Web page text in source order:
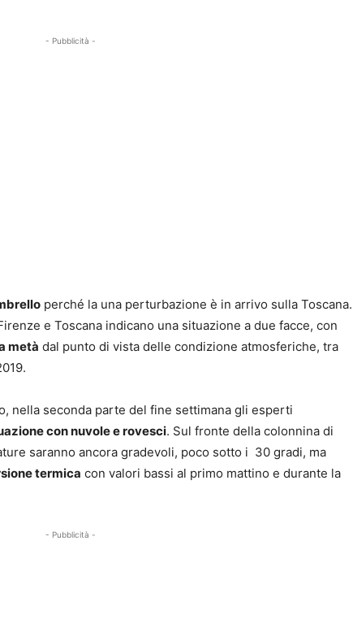
- Pubblicità -
perché la una perturbazione è in arrivo sulla Toscana.
e Toscana indicano una situazione a due facce, con
metà dal punto di vista delle condizione atmosferiche, tra
nella seconda parte del fine settimana gli esperti
con nuvole e rovesci. Sul fronte della colonnina di
saranno ancora gradevoli, poco sotto i 30 gradi, ma
termica con valori bassi al primo mattino e durante la
- Pubblicità -